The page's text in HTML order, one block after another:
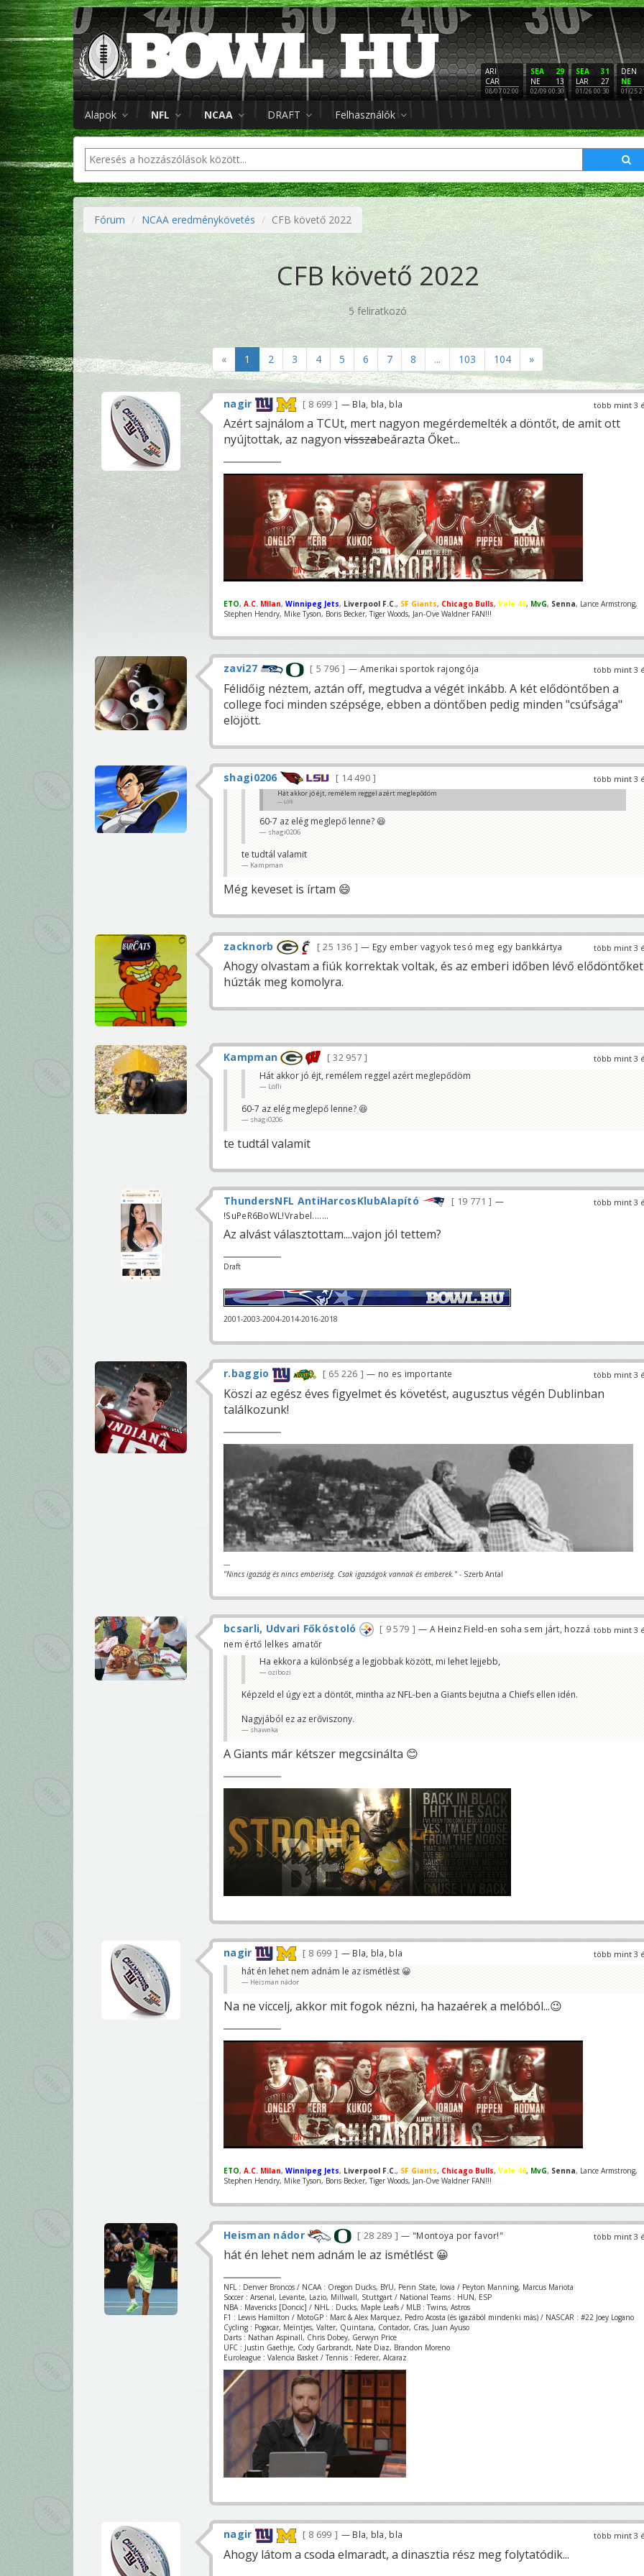
ARI
CAR
08/07 02:00
29
SEA
13
NE
02/09 00:30
31
SEA
27
LAR
01/26 00:30
DEN
NE
01/25
Alapok NFL NCAA DRAFT Felhasználók
Fórum NCAA eredménykövetés CFB követő 2022
CFB követő 2022
5 feliratkozó
« 1 2 3 4 5 6 7 8 ... 103 104 »
több mint 3
nagir 8 699 — Bla, bla, bla
Azért sajnálom a TCUt, mert nagyon megérdemelték a döntőt, de amit ott
nyújtottak, az nagyon visszabeárazta Őket...
ETO, A.C. Milan, Winnipeg Jets, Liverpool F.C., SF Giants, Chicago Bulls, Vale 46, MvG, Senna, Lance Armstrong,
Stephen Hendry, Mike Tyson, Boris Becker, Tiger Woods, Jan-Ove Waldner FAN!!!
több mint 3
zavi27 5 796 — Amerikai sportok rajongója
Félidőig néztem, aztán off, megtudva a végét inkább. A két elődöntőben a
college foci minden szépsége, ebben a döntőben pedig minden "csúfsága"
elöjött.
több mint 3
shagi0206 14 490
Hát akkor jó éjt, remélem reggel azért meglepődöm
Löfli
60-7 az elég meglepő lenne? 😆
shagi0206
te tudtál valamit
Kampman
Még keveset is írtam 😄
több mint 3
zacknorb 25 136 — Egy ember vagyok tesó meg egy bankkártya
Ahogy olvastam a fiúk korrektak voltak, és az emberi időben lévő elődöntőket
húzták meg komolyra.
több mint 3
Kampman
32 957
Hát akkor jó éjt, remélem reggel azért meglepődöm
Löfli
60-7 az elég meglepő lenne? 😆
shagi0206
te tudtál valamit
több mint 3
ThundersNFL AntiHarcosKlubAlapító 19 771
—
!SuPeR6BoWL!Vrabel.......
Az alvást választottam....vajon jól tettem?
Draft
2001-2003-2004-2014-2016-2018
több mint 3
r.baggio 65 226 — no es importante
Köszi az egész éves figyelmet és követést, augusztus végén Dublinban
találkozunk!
---
"Nincs igazság és nincs emberiség. Csak igazságok vannak és emberek." - Szerb Antal
több mint 3
bcsarli, Udvari Főkóstoló 9 579
— A Heinz Field-en soha sem járt, hozzá
nem értő lelkes amatőr
Ha ekkora a különbség a legjobbak között, mi lehet lejjebb,
ozibozi
Képzeld el úgy ezt a döntőt, mintha az NFL-ben a Giants bejutna a Chiefs ellen idén.
Nagyjából ez az erőviszony.
shawnka
A Giants már kétszer megcsinálta 😊
több mint 3
nagir 8 699 — Bla, bla, bla
hát én lehet nem adnám le az ismétlést 😀
Heisman nádor
Na ne viccelj, akkor mit fogok nézni, ha hazaérek a melóból...😉
ETO, A.C. Milan, Winnipeg Jets, Liverpool F.C., SF Giants, Chicago Bulls, Vale 46, MvG, Senna, Lance Armstrong,
Stephen Hendry, Mike Tyson, Boris Becker, Tiger Woods, Jan-Ove Waldner FAN!!!
több mint 3
Heisman nádor 28 289 — "Montoya por favor!"
hát én lehet nem adnám le az ismétlést 😀
NFL : Denver Broncos / NCAA : Oregon Ducks, BYU, Penn State, Iowa / Peyton Manning, Marcus Mariota
Soccer : Arsenal, Levante, Lazio, Millwall, Stuttgart / National Teams : HUN, ESP
NBA : Mavericks [Doncic] / NHL : Ducks, Maple Leafs / MLB : Twins, Astros
F1 : Lewis Hamilton / MotoGP : Marc & Alex Marquez, Pedro Acosta (és igazából mindenki más) / NASCAR : #22 Joey Logano
Cycling : Pogacar, Meintjes, Valter, Quintana, Contador, Cras, Juan Ayuso
Darts : Nathan Aspinall, Chris Dobey, Gerwyn Price
UFC : Justin Gaethje, Cody Garbrandt, Nate Diaz, Brandon Moreno
Euroleague : Valencia Basket / Tennis : Federer, Alcaraz
több mint 3
nagir 8 699 — Bla, bla, bla
Ahogy látom a csoda elmaradt, a dinasztia rész meg folytatódik...